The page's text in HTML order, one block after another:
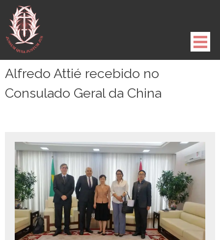
para
conteúdo
Alfredo Attié recebido no
Consulado Geral da China